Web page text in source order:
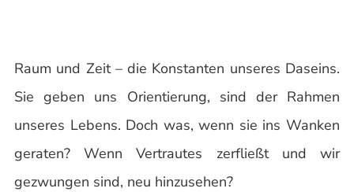
Raum und Zeit – die Konstanten unseres Daseins.
Sie geben uns Orientierung, sind der Rahmen
unseres Lebens. Doch was, wenn sie ins Wanken
geraten? Wenn Vertrautes zerfließt und wir
gezwungen sind, neu hinzusehen?